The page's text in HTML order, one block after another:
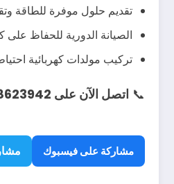
تقديم حلول موفرة للطاقة
الصيانة الدورية للحفاظ على
تركيب مولدات كهربائية
📞 اتصل الآن على 0558623942للحصول على خدمات فني كهربائي في حي طويق بجودة مضمونة وأسعار مناسبة!
مشاركة على فيسبوك